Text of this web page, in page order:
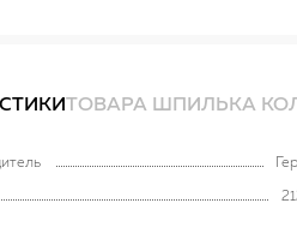
ТОВАРА ШПИЛЬКА